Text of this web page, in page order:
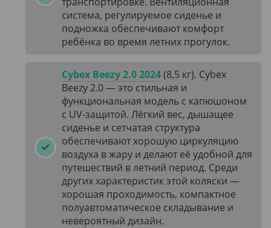
система, регулируемое сиденье и
подножка обеспечивают комфорт
ребёнка во время летних прогулок.
Cybex Beezy 2.0 2024(8,5 кг). Cybex
Beezy 2.0 — это стильная и
функциональная модель с капюшоном
с UV-защитой. Лёгкий вес, дышащее
сиденье и сетчатая структура
обеспечивают хорошую циркуляцию
воздуха в жару и делают её удобной для
путешествий в летний период. Среди
других характеристик этой коляски —
хорошая проходимость, компактное
полуавтоматическое складывание и
невероятный дизайн.